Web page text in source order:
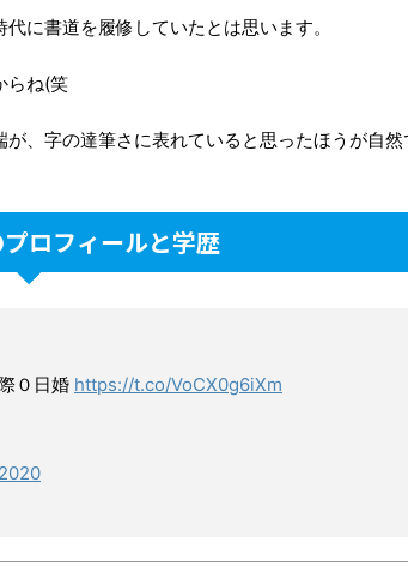
に書道を履修していたとは思います。
らね(笑
、字の達筆さに表れていると思ったほうが自然
ロフィールと学歴
０日婚 https://t.co/VoCX0g6iXm